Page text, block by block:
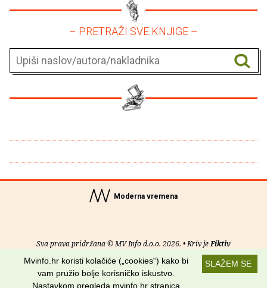
– PRETRAŽI SVE KNJIGE –
Moderna vremena
Sva prava pridržana © MV Info d.o.o. 2026. • Kriv jeFiktiv
O nama• Pomoć• Uvjeti korištenja•RSS kanaliSLAŽEM SE
Mvinfo.hr koristi kolačiće („cookies“) kako bi
vam pružio bolje korisničko iskustvo.
Nastavkom pregleda mvinfo.hr stranica